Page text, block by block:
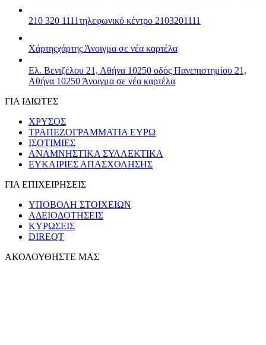
210 320 1111τηλεφωνικό κέντρο 2103201111
Χάρτηςχάρτης Άνοιγμα σε νέα καρτέλα
Ελ. Βενιζέλου 21, Αθήνα 10250 οδός Πανεπιστημίου 21,
Αθήνα 10250 Άνοιγμα σε νέα καρτέλα
ΓΙΑ ΙΔΙΩΤΕΣ
ΧΡΥΣΟΣ
ΤΡΑΠΕΖΟΓΡΑΜΜΑΤΙΑ ΕΥΡΩ
ΙΣΟΤΙΜΙΕΣ
ΑΝΑΜΝΗΣΤΙΚΑ ΣΥΛΛΕΚΤΙΚΑ
ΕΥΚΑΙΡΙΕΣ ΑΠΑΣΧΟΛΗΣΗΣ
ΓΙΑ ΕΠΙΧΕΙΡΗΣΕΙΣ
ΥΠΟΒΟΛΗ ΣΤΟΙΧΕΙΩΝ
ΑΔΕΙΟΔΟΤΗΣΕΙΣ
ΚΥΡΩΣΕΙΣ
DIREQT
ΑΚΟΛΟΥΘΗΣΤΕ ΜΑΣ